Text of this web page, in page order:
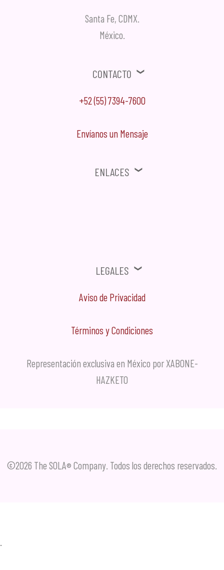
Santa Fe, CDMX.
México.
Contacto
+52 (55) 7394-7600
Envíanos un Mensaje
Enlaces
Legales
Aviso de Privacidad
Términos y Condiciones
Representación exclusiva en México por XABONE-
HAZKETO
©2026 The SOLA® Company. Todos los derechos reservados.
.